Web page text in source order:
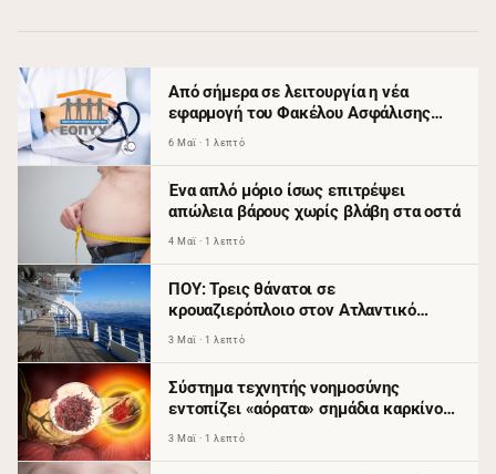
Από σήμερα σε λειτουργία η νέα
εφαρμογή του Φακέλου Ασφάλισης
Υγείας του ΕΟΠΥΥ
6 Μαϊ · 1 λεπτό
Ένα απλό μόριο ίσως επιτρέψει
απώλεια βάρους χωρίς βλάβη στα οστά
4 Μαϊ · 1 λεπτό
ΠΟΥ: Τρεις θάνατοι σε
κρουαζιερόπλοιο στον Ατλαντικό
συνδέονται με πιθανό ξέσπασμα
3 Μαϊ · 1 λεπτό
Σύστημα τεχνητής νοημοσύνης
εντοπίζει «αόρατα» σημάδια καρκίνου
του παγκρέατος χρόνια πριν από τη
3 Μαϊ · 1 λεπτό